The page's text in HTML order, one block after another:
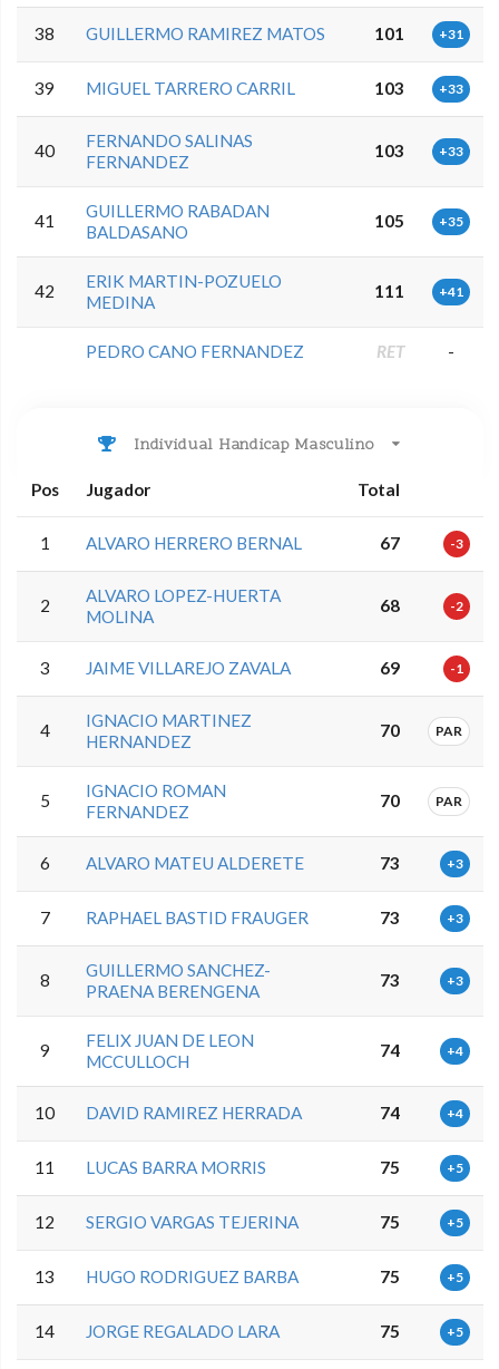
38 GUILLERMO RAMIREZ MATOS 101 +31
39 MIGUEL TARRERO CARRIL 103 +33
40
FERNANDO SALINAS
FERNANDEZ
103 +33
41
GUILLERMO RABADAN
BALDASANO
105 +35
42
ERIK MARTIN-POZUELO
MEDINA
111 +41
PEDRO CANO FERNANDEZ RET -
Individual Handicap Masculino
Pos Jugador Total
1 ALVARO HERRERO BERNAL 67 -3
2
ALVARO LOPEZ-HUERTA
MOLINA
68 -2
3 JAIME VILLAREJO ZAVALA 69 -1
4
IGNACIO MARTINEZ
HERNANDEZ
70 PAR
5
IGNACIO ROMAN
FERNANDEZ
70 PAR
6 ALVARO MATEU ALDERETE 73 +3
7 RAPHAEL BASTID FRAUGER 73 +3
8
GUILLERMO SANCHEZ-
PRAENA BERENGENA
73 +3
9
FELIX JUAN DE LEON
MCCULLOCH
74 +4
10 DAVID RAMIREZ HERRADA 74 +4
11 LUCAS BARRA MORRIS 75 +5
12 SERGIO VARGAS TEJERINA 75 +5
13 HUGO RODRIGUEZ BARBA 75 +5
14 JORGE REGALADO LARA 75 +5